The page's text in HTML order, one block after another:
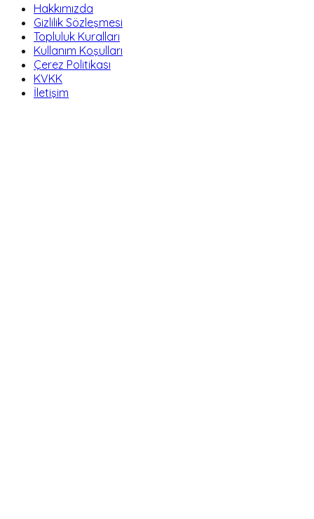
Hakkımızda
Gizlilik Sözleşmesi
Topluluk Kuralları
Kullanım Koşulları
Çerez Politikası
KVKK
İletişim